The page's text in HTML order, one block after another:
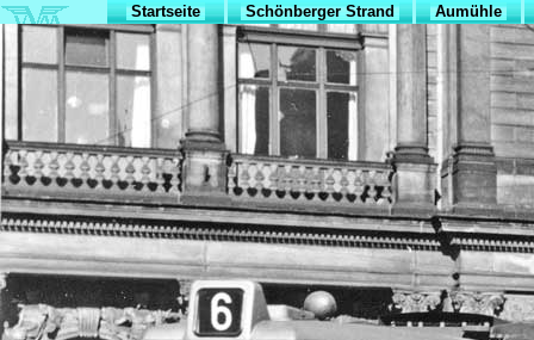
Startseite Schönberger Strand Aumühle